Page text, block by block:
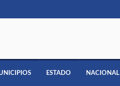
ESTADO NACIONAL